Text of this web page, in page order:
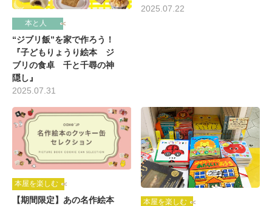
本と人
“ジブリ飯”を家で作ろう！
『子どもりょうり絵本 ジ
ブリの食卓 千と千尋の神
隠し』
2025.07.31
2025.07.22
本屋を楽しむ
【期間限定】あの名作絵本
本屋を楽しむ